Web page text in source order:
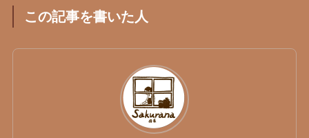
この記事を書いた人